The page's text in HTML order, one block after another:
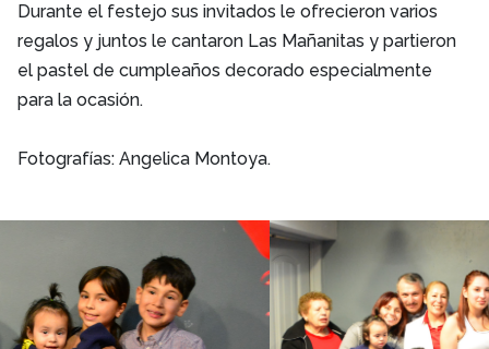
Durante el festejo sus invitados le ofrecieron varios
regalos y juntos le cantaron Las Mañanitas y partieron
el pastel de cumpleaños decorado especialmente
para la ocasión.
Fotografías: Angelica Montoya.